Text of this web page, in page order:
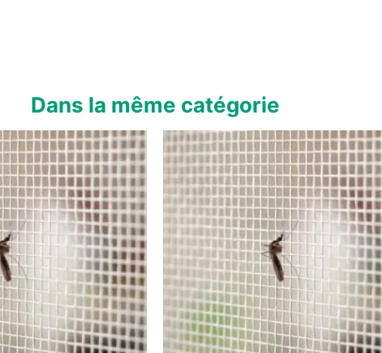
Dans la même catégorie